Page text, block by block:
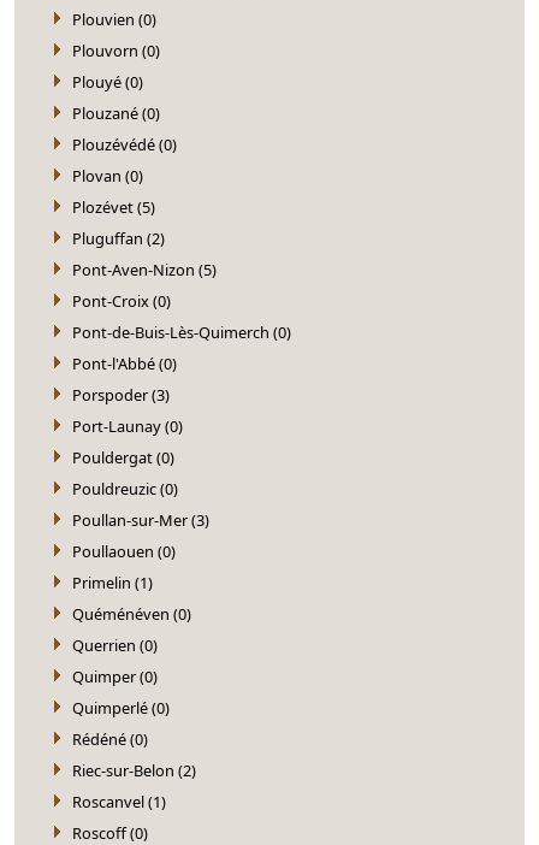
Plouvien (0)
Plouvorn (0)
Plouyé (0)
Plouzané (0)
Plouzévédé (0)
Plovan (0)
Plozévet (5)
Pluguffan (2)
Pont-Aven-Nizon (5)
Pont-Croix (0)
Pont-de-Buis-Lès-Quimerch (0)
Pont-l'Abbé (0)
Porspoder (3)
Port-Launay (0)
Pouldergat (0)
Pouldreuzic (0)
Poullan-sur-Mer (3)
Poullaouen (0)
Primelin (1)
Quéménéven (0)
Querrien (0)
Quimper (0)
Quimperlé (0)
Rédéné (0)
Riec-sur-Belon (2)
Roscanvel (1)
Roscoff (0)